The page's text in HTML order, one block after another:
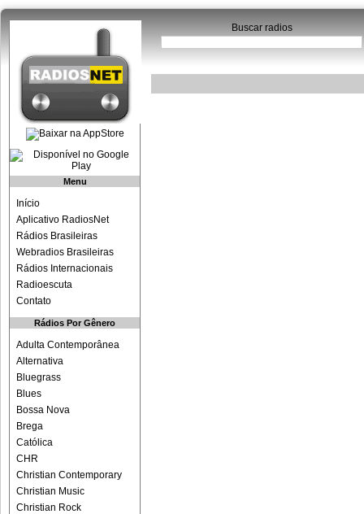
Buscar radios
Menu
Início
Aplicativo RadiosNet
Rádios Brasileiras
Webradios Brasileiras
Rádios Internacionais
Radioescuta
Contato
Rádios Por Gênero
Adulta Contemporânea
Alternativa
Bluegrass
Blues
Bossa Nova
Brega
Católica
CHR
Christian Contemporary
Christian Music
Christian Rock